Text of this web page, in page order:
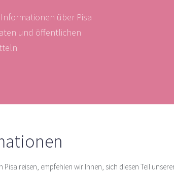
über Pisa
und öffentlichen
Pisa reisen, empfehlen wir Ihnen, sich diesen Teil